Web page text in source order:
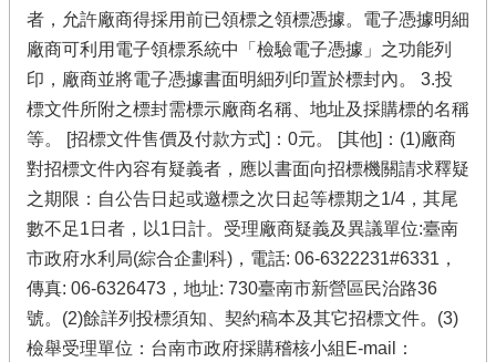
者，允許廠商得採用前已領標之領標憑據。電子憑據明細
廠商可利用電子領標系統中「檢驗電子憑據」之功能列
印，廠商並將電子憑據書面明細列印置於標封內。 3.投
標文件所附之標封需標示廠商名稱、地址及採購標的名稱
等。 [招標文件售價及付款方式]：0元。 [其他]：(1)廠商
對招標文件內容有疑義者，應以書面向招標機關請求釋疑
之期限：自公告日起或邀標之次日起等標期之1/4，其尾
數不足1日者，以1日計。受理廠商疑義及異議單位:臺南
市政府水利局(綜合企劃科)，電話: 06-6322231#6331，
傳真: 06-6326473，地址: 730臺南市新營區民治路36
號。(2)餘詳列投標須知、契約稿本及其它招標文件。(3)
檢舉受理單位：台南市政府採購稽核小組E-mail：